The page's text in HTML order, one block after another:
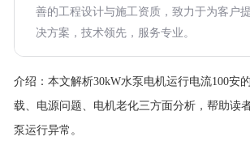
善的工程设计与施工资质，致力于为客户
决方案，技术领先，服务专业。
介绍： 本文解析30kW水泵电机运行电流100安
载、电源问题、电机老化三方面分析，帮助读
泵运行异常。